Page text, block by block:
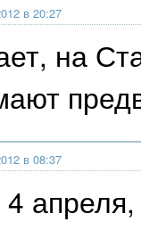
в 20:27
на
в 08:37